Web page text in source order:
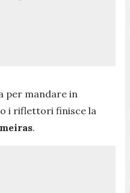
per mandare in
i riflettori finisce la
.